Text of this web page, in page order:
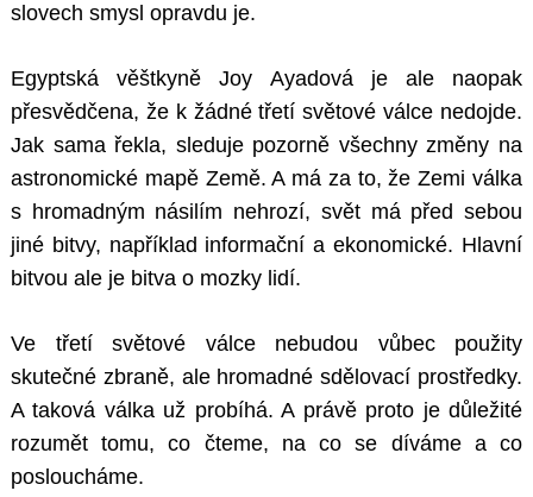
slovech smysl opravdu je.
Egyptská věštkyně Joy Ayadová je ale naopak
přesvědčena, že k žádné třetí světové válce nedojde.
Jak sama řekla, sleduje pozorně všechny změny na
astronomické mapě Země. A má za to, že Zemi válka
s hromadným násilím nehrozí, svět má před sebou
jiné bitvy, například informační a ekonomické. Hlavní
bitvou ale je bitva o mozky lidí.
Ve třetí světové válce nebudou vůbec použity
skutečné zbraně, ale hromadné sdělovací prostředky.
A taková válka už probíhá. A právě proto je důležité
rozumět tomu, co čteme, na co se díváme a co
posloucháme.